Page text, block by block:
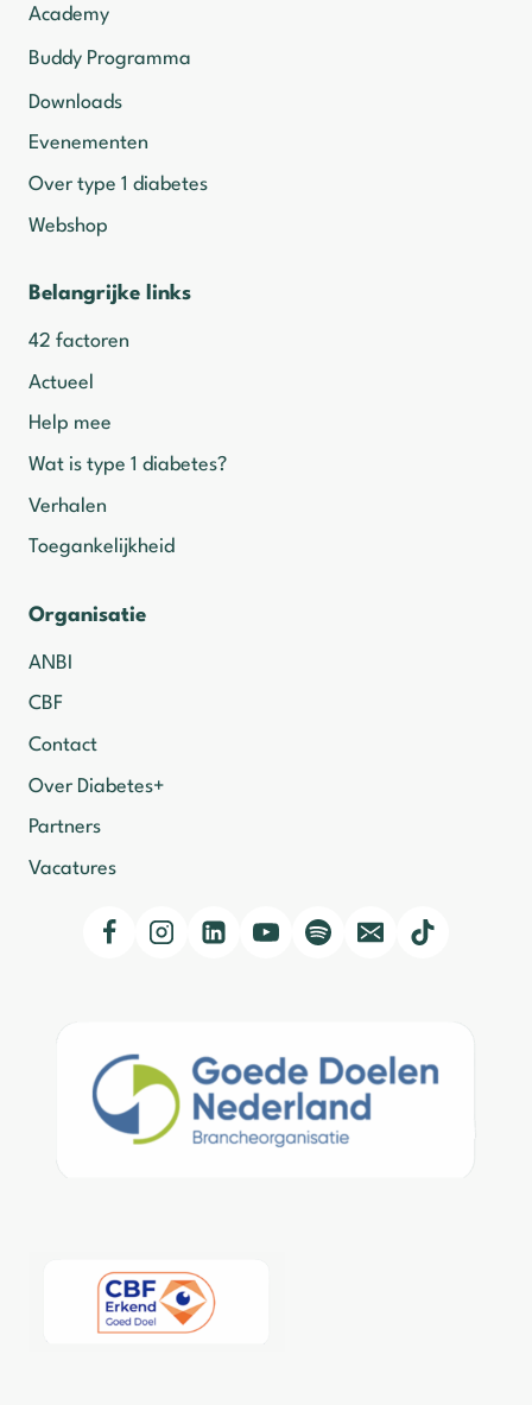
Academy
Buddy Programma
Downloads
Evenementen
Over type 1 diabetes
Webshop
Belangrijke links
42 factoren
Actueel
Help mee
Wat is type 1 diabetes?
Verhalen
Toegankelijkheid
Organisatie
ANBI
CBF
Contact
Over Diabetes+
Partners
Vacatures